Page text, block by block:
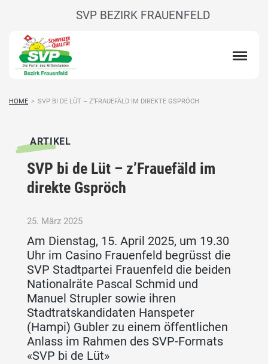
SVP BEZIRK FRAUENFELD
HOME > SVP BI DE LÜT – Z’FRAUEFÄLD IM DIREKTE GSPRÖCH
ARTIKEL
SVP bi de Lüt – z’Frauefäld im
direkte Gspröch
25. März 2025
Am Dienstag, 15. April 2025, um 19.30
Uhr im Casino Frauenfeld begrüsst die
SVP Stadtpartei Frauenfeld die beiden
Nationalräte Pascal Schmid und
Manuel Strupler sowie ihren
Stadtratskandidaten Hanspeter
(Hampi) Gubler zu einem öffentlichen
Anlass im Rahmen des SVP-Formats
«SVP bi de Lüt»